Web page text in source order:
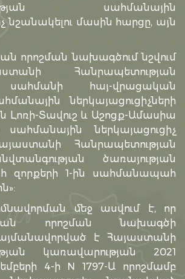
սահմանային
նշանակելու մասին հարցը, այն
որոշման նախագծում նշվում
Հանրապետության
հայ-վրացական
ներկայացուցիչների
Լոռի-Տավուշ և Աշոցք-Ամասիա
ներկայացուցիչ
Հանրապետության
ծառայության
զորքերի 1-ին սահմանապահ
մեջ ասվում է, որ
որոշման նախագծի
է Հայաստանի
կառավարության 2021
4-ի N 1797-Ա որոշմամբ